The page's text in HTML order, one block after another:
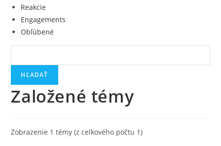
Reakcie
Engagements
Obľúbené
topics:
Založené témy
Zobrazenie 1 témy (z celkového počtu 1)